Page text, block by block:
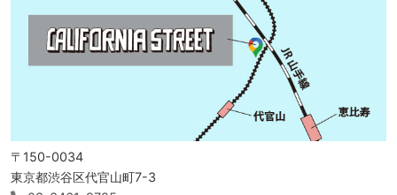
〒150-0034
東京都渋谷区代官山町7-3